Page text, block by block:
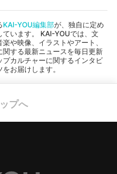
KAI-YOU編集部が、独自に定め
ています。 KAI-YOUでは、文
や映像、イラストやアート、
する最新ニュースを毎日更新
カルチャーに関するインタビ
お届けします。
プへ